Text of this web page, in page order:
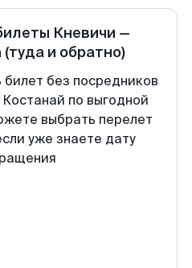
Кневичи —
(туда и обратно)
без посредников
по выгодной
выбрать перелет
уже знаете дату